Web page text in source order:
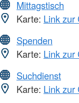
Mittagstisch
Karte: Link zur
Spenden
Karte: Link zur
Suchdienst
Karte: Link zur